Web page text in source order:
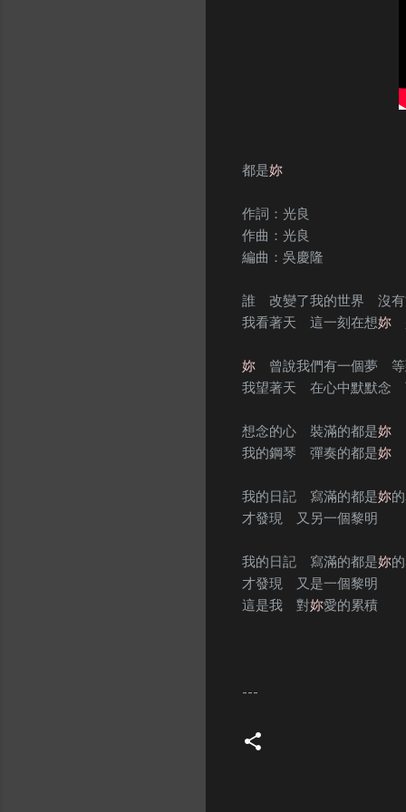
都是妳
作詞：光良
作曲：光良
編曲：吳慶隆
誰 改變了我的世界 沒
我看著天 這一刻在想妳
妳 曾說我們有一個夢
我望著天 在心中默默念
想念的心 裝滿的都是妳
我的鋼琴 彈奏的都是妳
我的日記 寫滿的都是妳
才發現 又另一個黎明
我的日記 寫滿的都是妳
才發現 又是一個黎明
這是我 對妳愛的累積
---